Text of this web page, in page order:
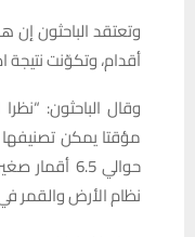
أقدام، وتكوّنت
مؤقتا يمكن تصنيفها
حوالي 6.5
نظام الأرض والقمر